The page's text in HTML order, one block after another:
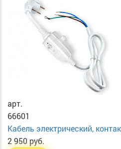
арт.
66601
Кабель электрический,
2 950 руб.